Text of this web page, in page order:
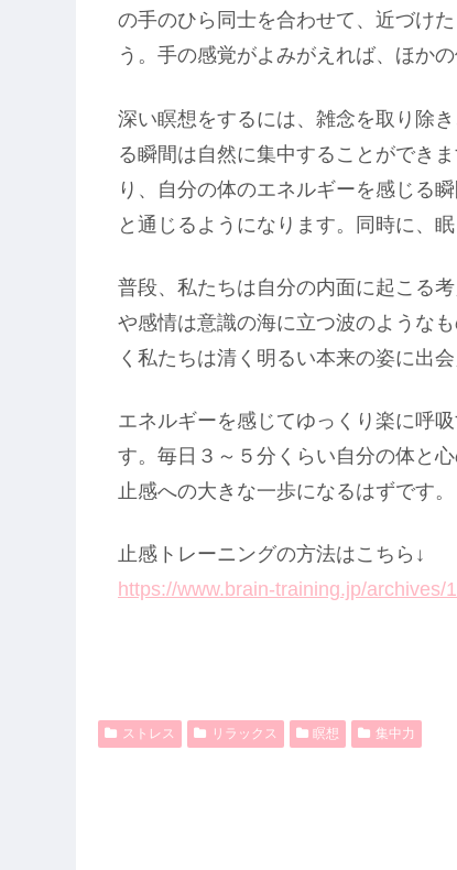
の手のひら同士を合わせて、近づけ
う。手の感覚がよみがえれば、ほか
深い瞑想をするには、雑念を取り除
る瞬間は自然に集中することができ
り、自分の体のエネルギーを感じる
と通じるようになります。同時に、
普段、私たちは自分の内面に起こる
や感情は意識の海に立つ波のような
く私たちは清く明るい本来の姿に出会
エネルギーを感じてゆっくり楽に呼
す。毎日３～５分くらい自分の体と
止感への大きな一歩になるはずです。
止感トレーニングの方法はこちら↓
https://www.brain-training.jp/archives/
ストレス リラックス 瞑想 集中力